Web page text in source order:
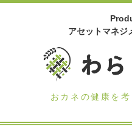
アセットマネジ
おカネの健康を